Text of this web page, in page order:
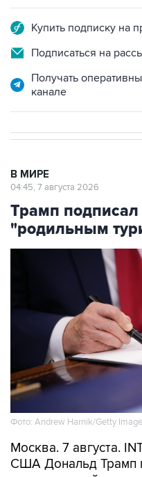
Купить подписку на
Подписаться на
Получать
канале
В МИРЕ
04:45, 7 августа 2026
Трамп
"родильным
Фото: Andrew Harnik/Getty
Москва. 7 августа.
США Дональд Трамп